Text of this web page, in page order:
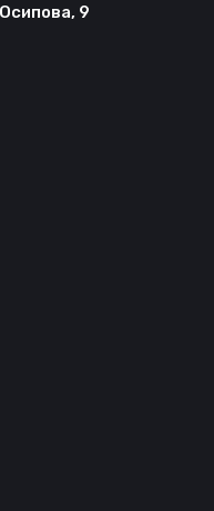
9